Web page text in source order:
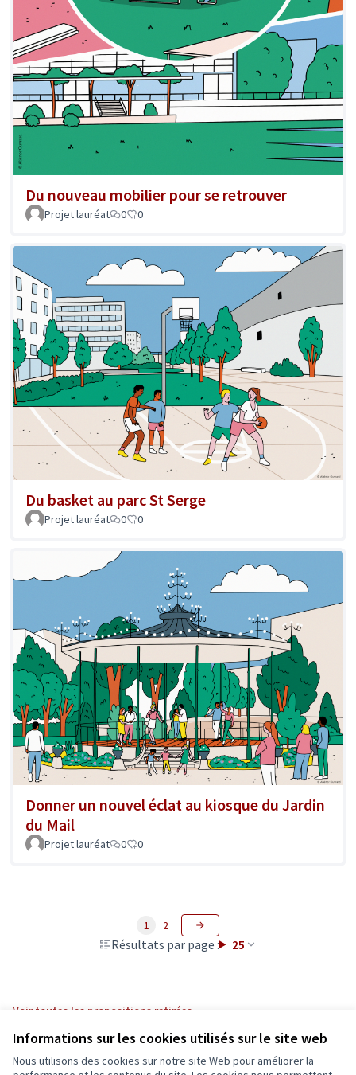
Informations sur les cookies utilisés sur le site web
Nous utilisons des cookies sur notre site Web pour améliorer la
Du nouveau mobilier pour se retrouver
Projet lauréat 0 0
Du basket au parc St Serge
Projet lauréat 0 0
Donner un nouvel éclat au kiosque du Jardin
du Mail
Projet lauréat 0 0
Résultats par page : 25
1 2
Voir toutes les propositions retirées
Conditions d'utilisation